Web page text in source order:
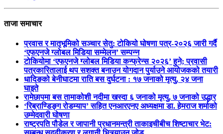
ताजा समाचार
प्रवास र मातृभूमिको सञ्चार सेतु: टोकियो घोषणा पत्र-२०२६ जारी गर्दै
‘एफएनजे ग्लोबल मिडिया सम्मेलन’ सम्पन्न
टोकियोमा ‘एफएनजे ग्लोबल मिडिया कन्फ्रेन्स २०२६’ हुने; प्रवासी
पत्रकारितालाई थप सशक्त बनाउन योगदान पुर्याउने आयोजकको तयारी
धादिङको बेनीघाटमा राति बस दुर्घटना : १७ जनाको मृत्यु, २४ जना
घाइते
रामेछापमा बस तामाकोशी नदीमा खस्दा ६ जनाको मृत्यु, ७ जनाको उद्धार
‘रिब्राण्डिङ्ग रोडम्याप’ सहित एनआरएनए अध्यक्षमा डा. हेमराज शर्माको
उम्मेदवारी घोषणा
राष्ट्रपति पौडेल र जापानी प्रधानमन्त्री ताकाइचीबीच शिष्टाचार भेट: